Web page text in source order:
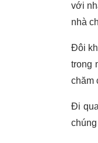
với
nhà
Đôi
trong
chăm
Đi